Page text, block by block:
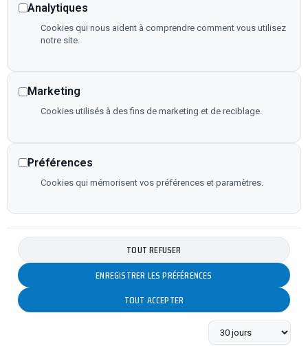
NOS SERVICES
Gros œuvre
LIENS UTILES
Plan de site
Politique de confidentialité
Copyright © 2025 • Tous droits réservés • Design
Analytiques
Cookies qui nous aident à comprendre comment vous utilisez
notre site.
Marketing
Cookies utilisés à des fins de marketing et de reciblage.
Préférences
Cookies qui mémorisent vos préférences et paramètres.
TOUT REFUSER
ENREGISTRER LES PRÉFÉRENCES
TOUT ACCEPTER